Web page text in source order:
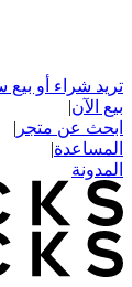
تريد شراء أو
بيع الآن|
ابحث عن متجر |
المساعدة|
المدونة